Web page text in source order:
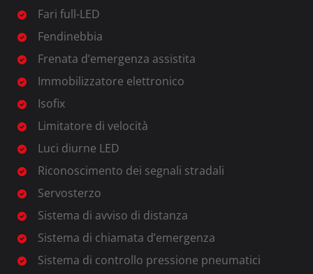
Fari full-LED
Fendinebbia
Frenata d’emergenza assistita
Immobilizzatore elettronico
Isofix
Limitatore di velocità
Luci diurne LED
Riconoscimento dei segnali stradali
Servosterzo
Sistema di avviso di distanza
Sistema di chiamata d’emergenza
Sistema di controllo pressione pneumatici